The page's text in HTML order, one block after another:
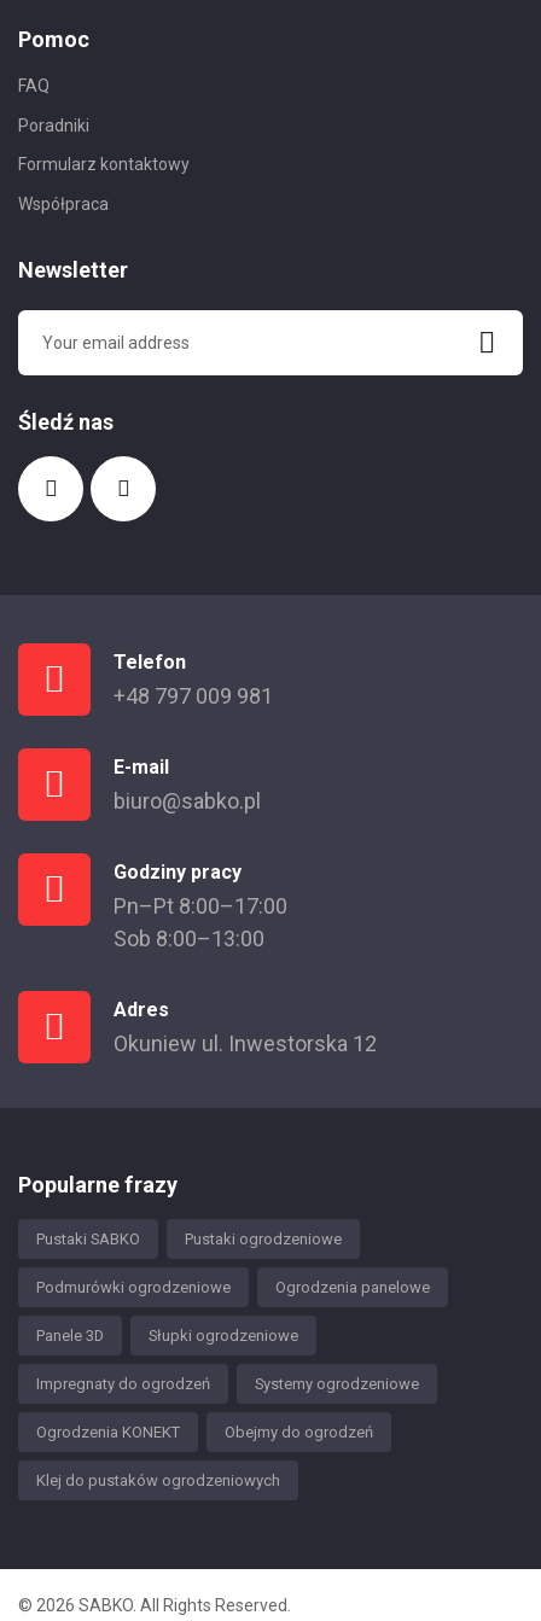
Pomoc
FAQ
Poradniki
Formularz kontaktowy
Współpraca
Newsletter
Śledź nas
Telefon
+48 797 009 981
E-mail
biuro@sabko.pl
Godziny pracy
Pn–Pt 8:00–17:00
Sob 8:00–13:00
Adres
Okuniew ul. Inwestorska 12
Popularne frazy
Pustaki SABKO Pustaki ogrodzeniowe
Podmurówki ogrodzeniowe Ogrodzenia panelowe
Panele 3D Słupki ogrodzeniowe
Impregnaty do ogrodzeń Systemy ogrodzeniowe
Ogrodzenia KONEKT Obejmy do ogrodzeń
Klej do pustaków ogrodzeniowych
© 2026 SABKO. All Rights Reserved.